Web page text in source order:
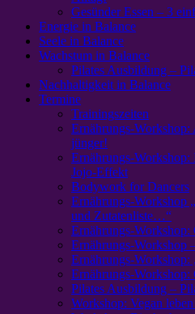
Gesünder Essen – 3
Energie in Balance
Seele in Balance
Wachstum in Balance
Pilates Ausbildung –
Nachhaltigkeit in Balance
Termine
Trainingszeiten
Ernährungs-
jünger!
Ernährungs-Workshop:
Jojo-Effekt
Bodywork for Dancers
Ernährungs-Workshop
und Zutatenliste…“
Ernährungs-Workshop:
Ernährungs-Workshop
Ernährungs-
Ernährungs-Workshop:
Pilates Ausbildung –
Workshop: Vegan